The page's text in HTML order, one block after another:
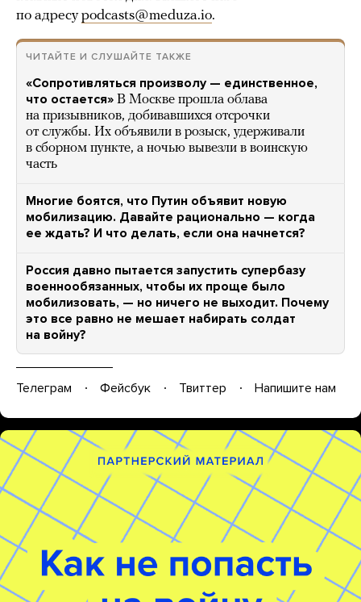
по адресуpodcasts@meduza.io.
ЧИТАЙТЕ И СЛУШАЙТЕ ТАКЖЕ
«Сопротивляться произволу — единственное,
что остается» В Москве прошла облава
на призывников, добивавшихся отсрочки
от службы. Их объявили в розыск, удерживали
в сборном пункте, а ночью вывезли в воинскую
часть
Многие боятся, что Путин объявит новую
мобилизацию. Давайте рационально — когда
ее ждать? И что делать, если она начнется?
Россия давно пытается запустить супербазу
военнообязанных, чтобы их проще было
мобилизовать, — но ничего не выходит. Почему
это все равно не мешает набирать солдат
на войну?
Телеграм Фейсбук Твиттер Напишите нам